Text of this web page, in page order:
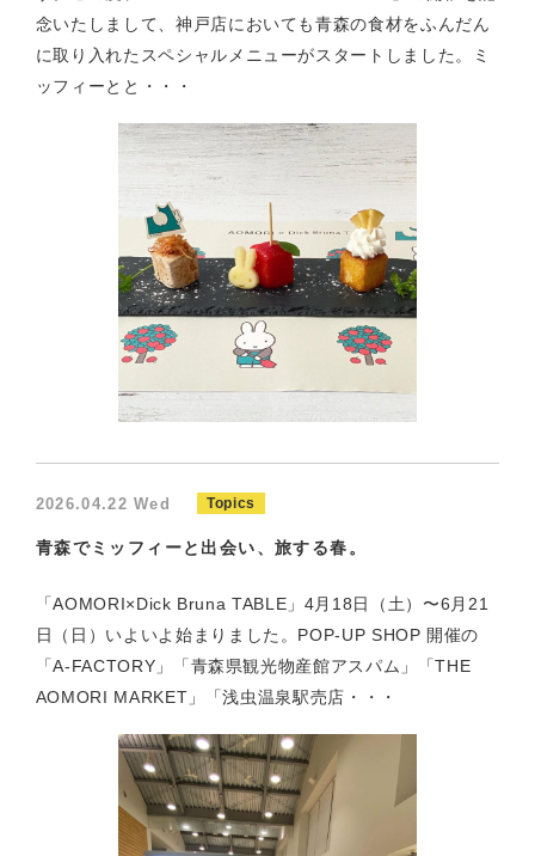
念いたしまして、神戸店においても青森の食材をふんだん
に取り入れたスペシャルメニューがスタートしました。ミ
ッフィーとと・・・
2026.04.22 Wed Topics
青森でミッフィーと出会い、旅する春。
「AOMORI×Dick Bruna TABLE」4月18日（土）〜6月21
日（日）いよいよ始まりました。POP-UP SHOP 開催の
「A-FACTORY」「青森県観光物産館アスパム」「THE
AOMORI MARKET」「浅虫温泉駅売店・・・